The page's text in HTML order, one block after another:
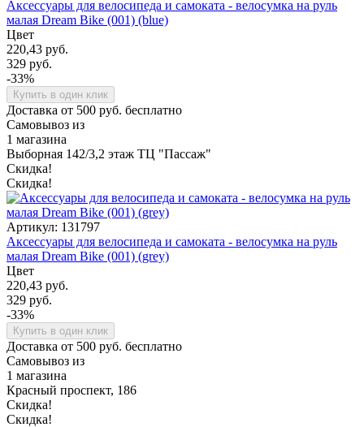
Аксессуары для велосипеда и самоката - велосумка на руль
малая Dream Bike (001) (blue)
Цвет
220,43 руб.
329 руб.
-33%
Купить в один клик
Доставка от 500 руб. бесплатно
Самовывоз из
1 магазина
Выборная 142/3,2 этаж ТЦ "Пассаж"
Скидка!
Скидка!
Артикул: 131797
Аксессуары для велосипеда и самоката - велосумка на руль
малая Dream Bike (001) (grey)
Цвет
220,43 руб.
329 руб.
-33%
Купить в один клик
Доставка от 500 руб. бесплатно
Самовывоз из
1 магазина
Красный проспект, 186
Скидка!
Скидка!